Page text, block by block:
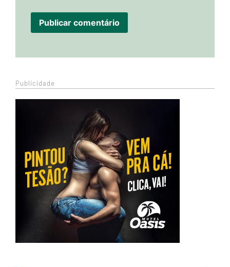
Publicidade